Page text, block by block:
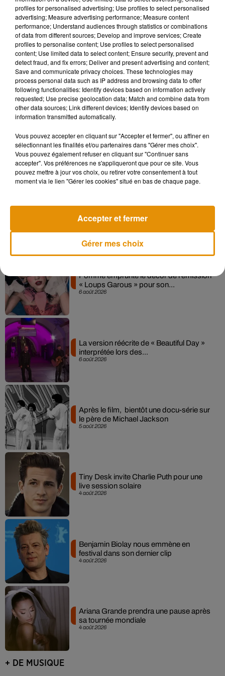
Vianney est d’ailleurs derrière la plupart des chansons de ce
nouvel album, intitulé « Vivre… », et qui sortira le 4 octobre
prochain. L’artiste a participé à 6 des 11 chansons, aux côtés
de Renaud Rebillaud. Kendji a également collaboré avec
Ycare, Emma Peters ou encore Louane pour ce sixième
album.
Cet élément est masqué compte-tenu du refus du
dépôt de cookies que vous avez exprimé. Si vous
souhaitez l'afficher, merci de nous donner votre accord
en cliquant sur le bouton ci-dessous.
Afficher l'élément
6 août 2026
Pomme emprunte le décor de l’émission
« Loups Garous » pour son...
6 août 2026
La version réécrite de « Beautiful Day »
interprétée lors des...
5 août 2026
Après le film, bientôt une docu-série sur
le père de Michael Jackson
4 août 2026
Tiny Desk invite Charlie Puth pour une
live session solaire
4 août 2026
Benjamin Biolay nous emmène en
festival dans son dernier clip
4 août 2026
Ariana Grande prendra une pause après
sa tournée mondiale
+ DE MUSIQUE
profiles for personalised advertising; Use profiles to select personalised
advertising; Measure advertising performance; Measure content
performance; Understand audiences through statistics or combinations
of data from different sources; Develop and improve services; Create
profiles to personalise content; Use profiles to select personalised
content; Use limited data to select content; Ensure security, prevent and
detect fraud, and fix errors; Deliver and present advertising and content;
Save and communicate privacy choices. These technologies may
process personal data such as IP address and browsing data to offer
following functionalities: Identify devices based on information actively
requested; Use precise geolocation data; Match and combine data from
other data sources; Link different devices; Identify devices based on
information transmitted automatically.
Vous pouvez accepter en cliquant sur "Accepter et fermer", ou affiner en
sélectionnant les finalités et/ou partenaires dans "Gérer mes choix".
Vous pouvez également refuser en cliquant sur "Continuer sans
accepter". Vos préférences ne s'appliqueront que pour ce site. Vous
pouvez mettre à jour vos choix, ou retirer votre consentement à tout
moment via le lien "Gérer les cookies" situé en bas de chaque page.
Gérer mes choix
Accepter et fermer